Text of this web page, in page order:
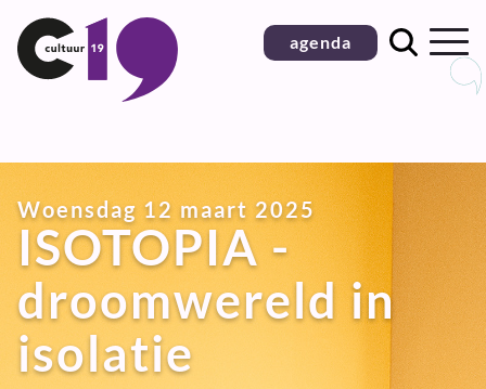
Ga
naar
inhoud
agenda
Woensdag 12 maart 2025
ISOTOPIA -
droomwereld in
isolatie